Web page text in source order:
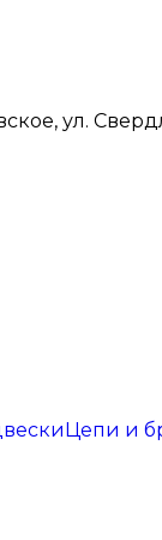
ул.
Цепи и